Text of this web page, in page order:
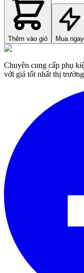
Thêm vào giỏ Mua ngay
Chuyên cung cấp phụ
với giá tốt nhất thị